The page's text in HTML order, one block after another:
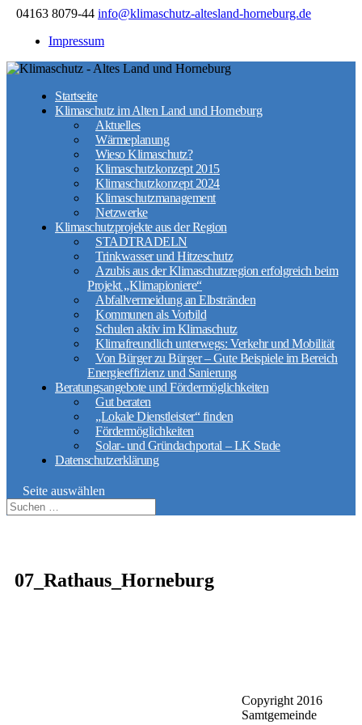
04163 8079-44 info@klimaschutz-altesland-horneburg.de
Impressum
Startseite
Klimaschutz im Alten Land und Horneburg
Aktuelles
Wärmeplanung
Wieso Klimaschutz?
Klimaschutzkonzept 2015
Klimaschutzkonzept 2024
Klimaschutzmanagement
Netzwerke
Klimaschutzprojekte aus der Region
STADTRADELN
Trinkwasser und Hitzeschutz
Azubis aus der Klimaschutzregion erfolgreich beim
Projekt „Klimapioniere“
Abfallvermeidung an Elbstränden
Kommunen als Vorbild
Schulen aktiv im Klimaschutz
Klimafreundlich unterwegs: Verkehr und Mobilität
Von Bürger zu Bürger – Gute Beispiele im Bereich
Energieeffizienz und Sanierung
Beratungsangebote und Fördermöglichkeiten
Gut beraten
„Lokale Dienstleister“ finden
Fördermöglichkeiten
Solar- und Gründachportal – LK Stade
Datenschutzerklärung
Seite auswählen
07_Rathaus_Horneburg
Copyright 2016
Samtgemeinde